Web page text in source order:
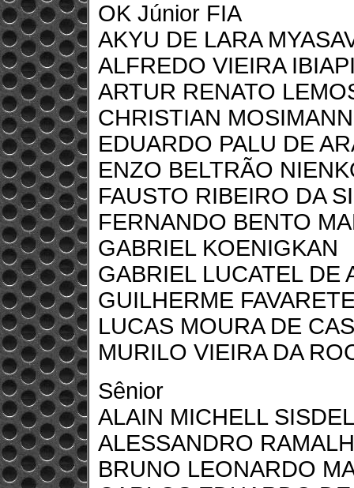
OK Júnior FIA
AKYU DE LARA
ALFREDO VIEIRA
ARTUR RENATO
CHRISTIAN MOSIMANN
EDUARDO PALU DE
ENZO BELTRÃO
FAUSTO RIBEIRO DA
FERNANDO BENTO
GABRIEL KOENIGKAN
GABRIEL LUCATEL DE
GUILHERME
LUCAS MOURA DE
MURILO VIEIRA DA
Sênior
ALAIN MICHELL
ALESSANDRO
BRUNO LEONARDO